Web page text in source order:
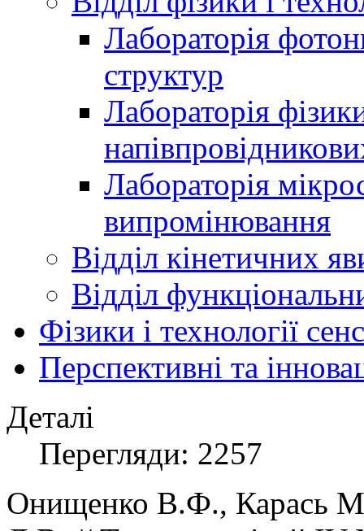
Лабораторія
структур
Лабораторія
Лабораторія
випромінювання
Відділ кінетичних
Відділ
Фізики і технології
Перспективні та
Деталі
Перегляди: 2257
Онищенко В.Ф., Карась